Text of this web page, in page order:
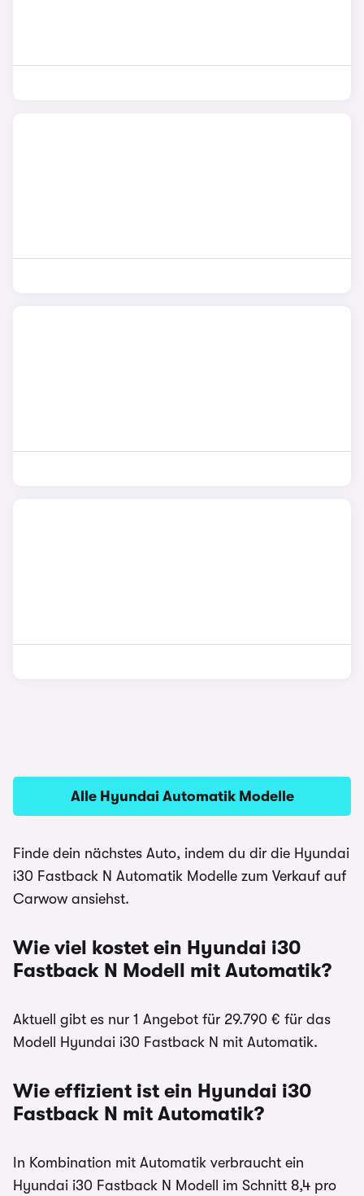
Alle Hyundai Automatik Modelle
Finde dein nächstes Auto, indem du dir die Hyundai
i30 Fastback N Automatik Modelle zum Verkauf auf
Carwow ansiehst.
Wie viel kostet ein Hyundai i30
Fastback N Modell mit Automatik?
Aktuell gibt es nur 1 Angebot für 29.790 € für das
Modell Hyundai i30 Fastback N mit Automatik.
Wie effizient ist ein Hyundai i30
Fastback N mit Automatik?
In Kombination mit Automatik verbraucht ein
Hyundai i30 Fastback N Modell im Schnitt 8,4 pro